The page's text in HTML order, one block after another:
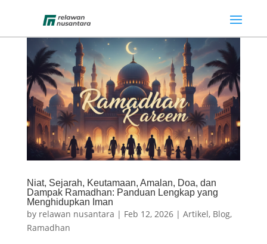
Niat, Sejarah, Keutamaan, Amalan, Doa, dan
Dampak Ramadhan: Panduan Lengkap yang
Menghidupkan Iman
by relawan nusantara | Feb 12, 2026| Artikel, Blog,
Ramadhan